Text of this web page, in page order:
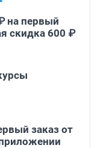
на первый
скидка 600 ₽
заказ от